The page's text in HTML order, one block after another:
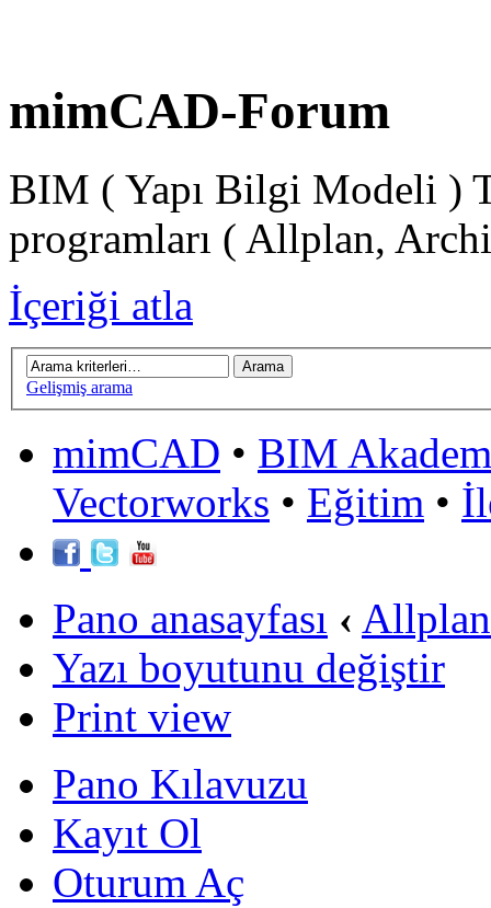
mimCAD-Forum
BIM ( Yapı Bilgi Modeli )
programları ( Allplan,
İçeriği atla
Gelişmiş arama
mimCAD • BIM
Vectorworks • Eğitim •
Pano anasayfası ‹
Yazı boyutunu değiştir
Print view
Pano Kılavuzu
Kayıt Ol
Oturum Aç